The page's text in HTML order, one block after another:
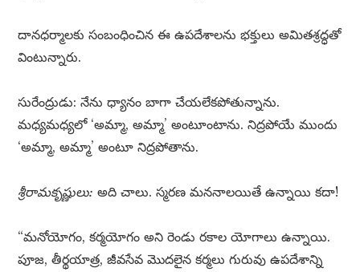
దానధర్మాలకు సంబంధించిన ఈ ఉపదేశాలను భక్తులు అమితశ్రద్ధతో
వింటున్నారు.
సురేంద్రుడు: నేను ధ్యానం బాగా చేయలేకపోతున్నాను.
మధ్యమధ్యలో ‘అమ్మా, అమ్మా’ అంటూంటాను. నిద్రపోయే ముందు
‘అమ్మా, అమ్మా’ అంటూ నిద్రపోతాను.
శ్రీరామకృష్ణులు: అది చాలు. స్మరణ మననాలయితే ఉన్నాయి కదా!
“మనోయోగం, కర్మయోగం అని రెండు రకాల యోగాలు ఉన్నాయి.
పూజ, తీర్థయాత్ర, జీవసేవ మొదలైన కర్మలు గురువు ఉపదేశాన్ని